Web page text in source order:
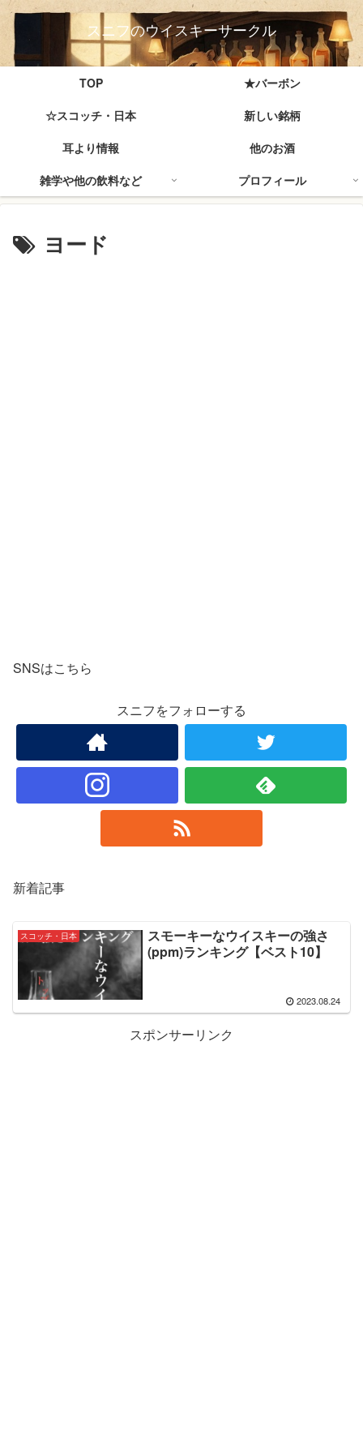
スニフのウイスキーサークル
TOP
★バーボン
☆スコッチ・日本
新しい銘柄
耳より情報
他のお酒
雑学や他の飲料など
プロフィール
ヨード
SNSはこちら
スニフをフォローする
新着記事
スコッチ・日本
スモーキーなウイスキーの強さ
(ppm)ランキング【ベスト10】
2023.08.24
スポンサーリンク